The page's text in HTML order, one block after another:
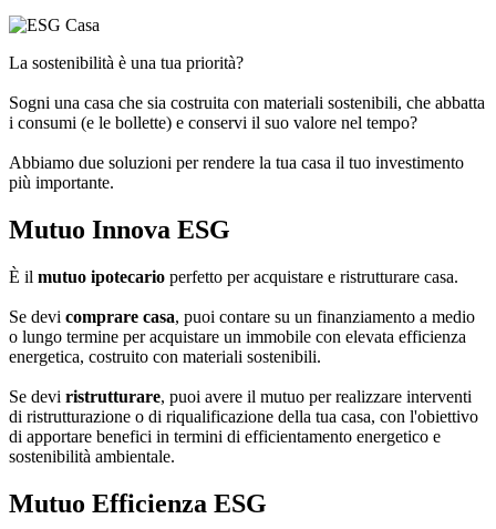
La sostenibilità è una tua priorità?
Sogni una casa che sia costruita con materiali sostenibili, che abbatta
i consumi (e le bollette) e conservi il suo valore nel tempo?
Abbiamo due soluzioni per rendere la tua casa il tuo investimento
più importante.
Mutuo Innova ESG
È il mutuo ipotecario perfetto per acquistare e ristrutturare casa.
Se devi comprare casa, puoi contare su un finanziamento a medio
o lungo termine per acquistare un immobile con elevata efficienza
energetica, costruito con materiali sostenibili.
Se devi ristrutturare, puoi avere il mutuo per realizzare interventi
di ristrutturazione o di riqualificazione della tua casa, con l'obiettivo
di apportare benefici in termini di efficientamento energetico e
sostenibilità ambientale.
Mutuo Efficienza ESG